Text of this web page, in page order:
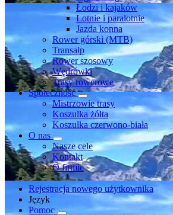
Łodzi i kajaków
Lotnie i paralotnie
Jazda konna
Rower górski (MTB)
Transalp
Rower szosowy
Wędrówki
Trasy rowerowe
Społeczność
Mistrzowie trasy
Koszulka żółta
Koszulka czerwono-biała
O nas
Nasze cele
Kontakt
O firmie
Rejestracja nowego użytkownika
Język
Pomoc